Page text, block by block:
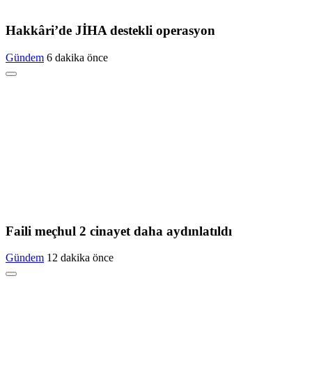
Hakkâri’de JİHA destekli operasyon
Gündem 6 dakika önce
Faili meçhul 2 cinayet daha aydınlatıldı
Gündem 12 dakika önce